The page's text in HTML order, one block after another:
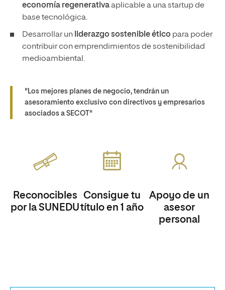
economía regenerativaaplicable a una startup de
base tecnológica.
Desarrollar un liderazgo sostenible ético para poder
contribuir con emprendimientos de sostenibilidad
medioambiental.
"Los mejores planes de negocio, tendrán un
asesoramiento exclusivo con directivos y empresarios
asociados a SECOT"
Reconocibles
por la SUNEDU
Consigue tu
título en 1 año
Apoyo de un
asesor
personal